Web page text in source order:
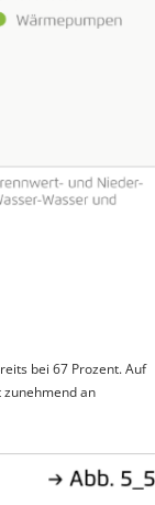
bei 67 Prozent. Auf
an